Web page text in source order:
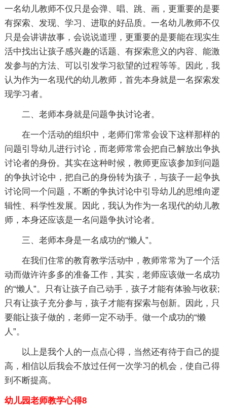
一名幼儿教师不仅只是会弹、唱、跳、画，更重要的是要
有探索、发现、学习、进取的好品质。一名幼儿教师不仅
只是会讲讲故事，会说说道理，更重要的是要能在现实生
活中找出让孩子感兴趣的话题、有探索意义的内容、能激
发参与的方法、可以引发学习欲望的过程等等。因此，我
认为作为一名现代的幼儿教师，首先本身就是一名探索发
现学习者。
二、老师本身就是问题争执讨论者。
在一个活动的组织中，老师们常常会设下这样那样的
问题引导幼儿进行讨论，而老师常常会把自己解放出争执
讨论者的身份。其实在这种时候，教师更应该参加到问题
的争执讨论中，把自己的身份转为孩子，与孩子一起争执
讨论同一个问题，不断的争执讨论中引导幼儿的思维向逻
辑性、科学性发展。因此，我认为作为一名现代的幼儿教
师，本身还应该是一名问题争执讨论者。
三、老师本身是一名成功的“懒人”。
在我们住常的教育教学活动中，教师常常为了一个活
动而做许许多多的准备工作，其实，老师应该做一名成功
的“懒人”。只有让孩子自己动手，孩子才能有体验与收获;
只有让孩子充分参与，孩子才能有探索与创新。因此，只
要能让孩子做的，老师一定不动手。做一个成功的“懒
人”。
以上是我个人的一点点心得，当然还有待于自己的提
高，相信以后我会不放过任何一次学习的机会，使自己得
到不断提高。
幼儿园老师教学心得8